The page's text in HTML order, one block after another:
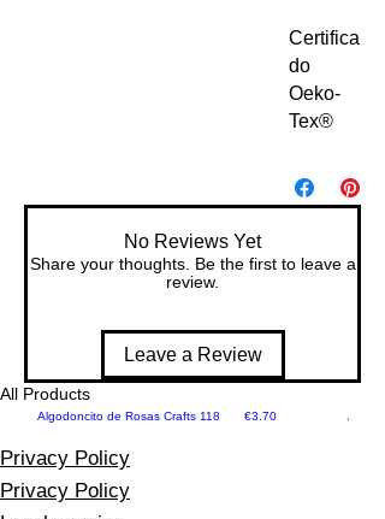
Certifica
do
Oeko-
Tex®
No Reviews Yet
Share your thoughts. Be the first to leave a
review.
Leave a Review
All Products
Algodoncito de Rosas Crafts 118 Price
€3.70
Privacy Policy
Privacy Policy